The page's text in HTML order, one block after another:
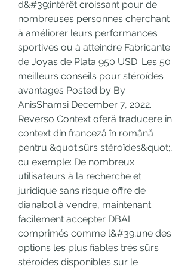
d&#39;intérêt croissant pour de
nombreuses personnes cherchant
à améliorer leurs performances
sportives ou à atteindre Fabricante
de Joyas de Plata 950 USD. Les 50
meilleurs conseils pour stéroïdes
avantages Posted by By
AnisShamsi December 7, 2022.
Reverso Context oferă traducere în
context din franceză în română
pentru &quot;sûrs stéroïdes&quot;,
cu exemple: De nombreux
utilisateurs à la recherche et
juridique sans risque offre de
dianabol à vendre, maintenant
facilement accepter DBAL
comprimés comme l&#39;une des
options les plus fiables très sûrs
stéroïdes disponibles sur le